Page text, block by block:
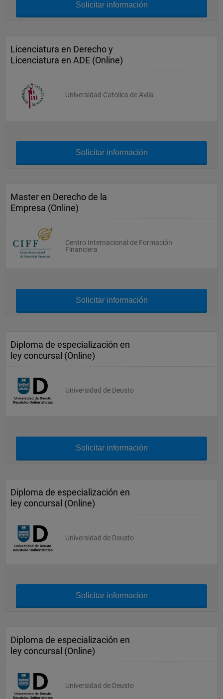
Solicitar información
Licenciatura en Derecho y
Licenciatura en ADE (Online)
Universidad Catolica de Avila
Solicitar información
Master en Derecho de la
Empresa (Online)
Centro Internacional de Formación
Financiera
Solicitar información
Diploma de especialización en
ley concursal (Online)
Universidad de Deusto
Solicitar información
Diploma de especialización en
ley concursal (Online)
Universidad de Deusto
Solicitar información
Diploma de especialización en
ley concursal (Online)
Universidad de Deusto